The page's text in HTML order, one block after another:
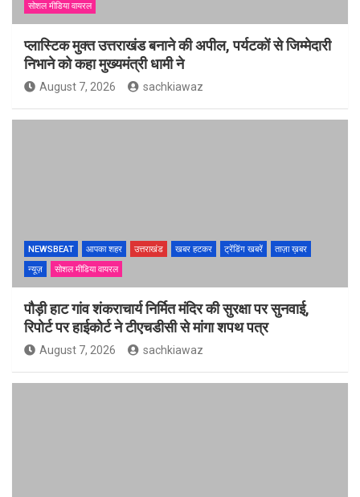
सोशल मीडिया वायरल
प्लास्टिक मुक्त उत्तराखंड बनाने की अपील, पर्यटकों से जिम्मेदारी
निभाने को कहा मुख्यमंत्री धामी ने
August 7, 2026 sachkiawaz
NEWSBEAT आपका शहर उत्तराखंड खबर हटकर ट्रेंडिंग खबरें
ताज़ा ख़बर
न्यूज़
सोशल मीडिया वायरल
पौड़ी हाट गांव शंकराचार्य निर्मित मंदिर की सुरक्षा पर सुनवाई,
रिपोर्ट पर हाईकोर्ट ने टीएचडीसी से मांगा शपथ पत्र
August 7, 2026 sachkiawaz